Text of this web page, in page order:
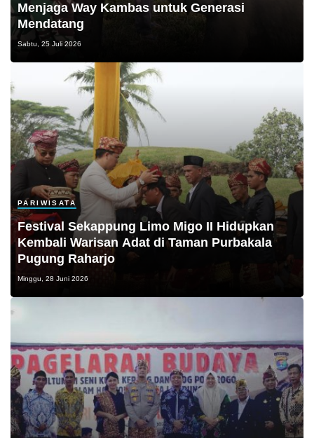
Menjaga Way Kambas untuk Generasi
Mendatang
Sabtu, 25 Juli 2026
PARIWISATA
Festival Sekappung Limo Migo II Hidupkan
Kembali Warisan Adat di Taman Purbakala
Pugung Raharjo
Minggu, 28 Juni 2026